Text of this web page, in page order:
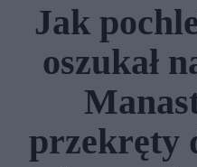
Jak
oszukał
przekręty